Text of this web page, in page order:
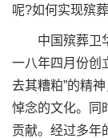
呢?如何实现殡
中国殡葬卫华
一八年四月份创
去其糟粕”的精
悼念的文化。同
贡献。经过多年